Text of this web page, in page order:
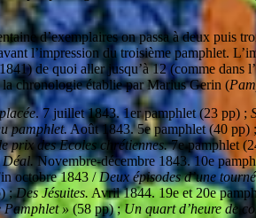
d’exemplaires on passa à deux
l’impression du troisième pamphlet.
de quoi aller jusqu’à 12 (comme dans
chronologie établie par Marius Gerin (
. 7 juillet 1843. 1er pamphlet (23 pp) ;
pamphlet.Août 1843. 5e pamphlet (40 pp)
prix des Ecoles chrétiennes.7e pamphlet
Novembre-décembre 1843. 10e
octobre 1843 /Deux épisodes d’une
;Des Jésuites. Avril 1844. 19e et 20e
Pamphlet »(58 pp) ;Un quart d’heure de